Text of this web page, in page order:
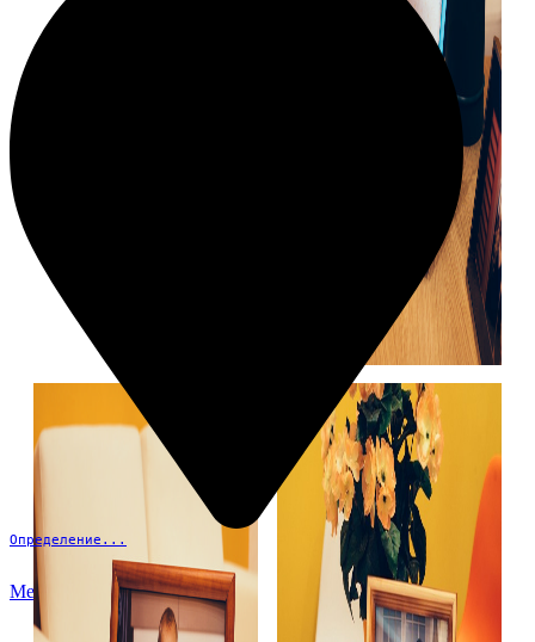
Определение...
Меню